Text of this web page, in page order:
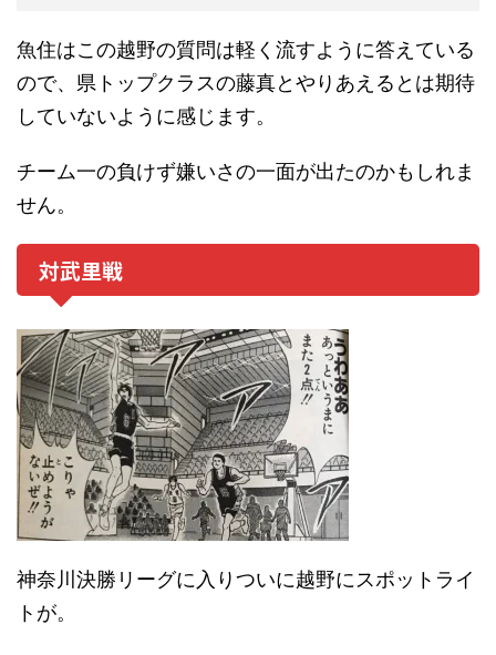
魚住はこの越野の質問は軽く流すように答えている
ので、県トップクラスの藤真とやりあえるとは期待
していないように感じます。
チーム一の負けず嫌いさの一面が出たのかもしれま
せん。
対武里戦
神奈川決勝リーグに入りついに越野にスポットライ
トが。